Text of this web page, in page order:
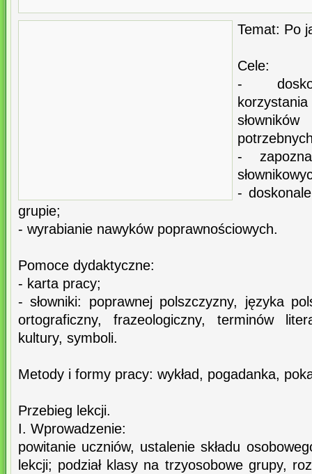
Temat: Po
Cele:
-
-
-
grupie;
- wyrabianie nawyków poprawnościowych.
Pomoce dydaktyczne:
- karta pracy;
- słowniki: poprawnej polszczyzny, języka
ortograficzny, frazeologiczny, terminów
kultury, symboli.
Metody i formy pracy: wykład, pogadanka,
Przebieg lekcji.
I. Wprowadzenie:
powitanie uczniów, ustalenie składu
lekcji; podział klasy na trzyosobowe grupy,